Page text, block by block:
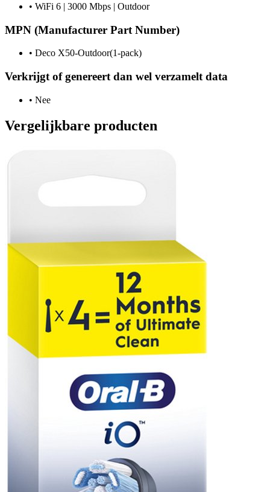
• WiFi 6 | 3000 Mbps | Outdoor
MPN (Manufacturer Part Number)
• Deco X50-Outdoor(1-pack)
Verkrijgt of genereert dan wel verzamelt data
• Nee
Vergelijkbare producten